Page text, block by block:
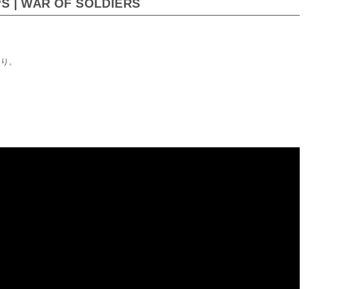
| WAR OF SOLDIERS
。